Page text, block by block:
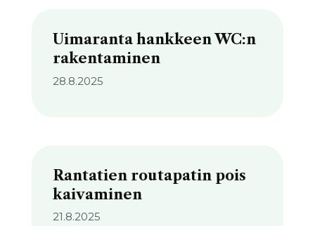
Uimaranta hankkeen WC:n
rakentaminen
28.8.2025
Rantatien routapatin pois
kaivaminen
21.8.2025